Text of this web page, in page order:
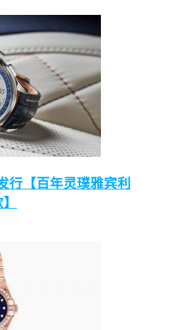
行【百年灵璞雅宾利